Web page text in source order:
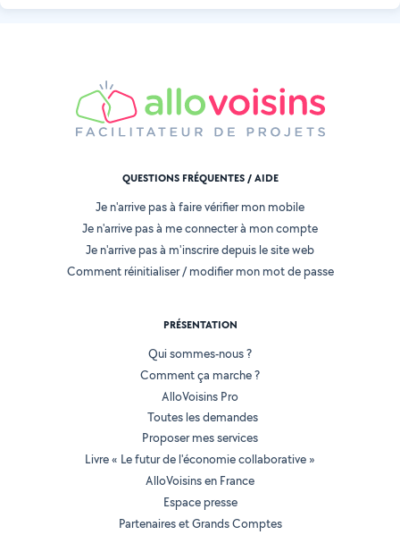
QUESTIONS FRÉQUENTES / AIDE
Je n'arrive pas à faire vérifier mon mobile
Je n'arrive pas à me connecter à mon compte
Je n'arrive pas à m'inscrire depuis le site web
Comment réinitialiser / modifier mon mot de passe
PRÉSENTATION
Qui sommes-nous ?
Comment ça marche ?
AlloVoisins Pro
Toutes les demandes
Proposer mes services
Livre « Le futur de l'économie collaborative »
AlloVoisins en France
Espace presse
Partenaires et Grands Comptes